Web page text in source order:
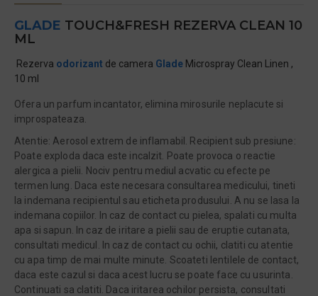
GLADE TOUCH&FRESH REZERVA CLEAN 10
ML
Rezerva odorizant de camera Glade Microspray Clean Linen ,
10 ml
Ofera un parfum incantator, elimina mirosurile neplacute si
improspateaza.
Atentie: Aerosol extrem de inflamabil. Recipient sub presiune:
Poate exploda daca este incalzit. Poate provoca o reactie
alergica a pielii. Nociv pentru mediul acvatic cu efecte pe
termen lung. Daca este necesara consultarea medicului, tineti
la indemana recipientul sau eticheta produsului. A nu se lasa Ia
indemana copiilor. In caz de contact cu pielea, spalati cu multa
apa si sapun. In caz de iritare a pielii sau de eruptie cutanata,
consultati medicul. In caz de contact cu ochii, clatiti cu atentie
cu apa timp de mai multe minute. Scoateti lentilele de contact,
daca este cazul si daca acest lucru se poate face cu usurinta.
Continuati sa clatiti. Daca iritarea ochilor persista, consultati